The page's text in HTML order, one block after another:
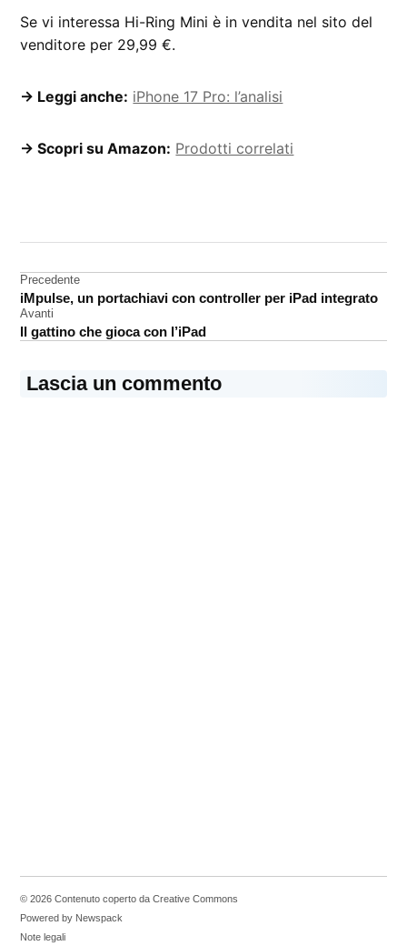
Se vi interessa Hi-Ring Mini è in vendita nel sito del
venditore per 29,99 €.
→ Leggi anche: iPhone 17 Pro: l’analisi
→ Scopri su Amazon: Prodotti correlati
iPhone
recensione
Navigazione
articoli
Precedente
iMpulse, un portachiavi con controller per iPad integrato
Avanti
Il gattino che gioca con l’iPad
Lascia un commento
© 2026 Contenuto coperto da Creative Commons
Powered by Newspack
Note legali